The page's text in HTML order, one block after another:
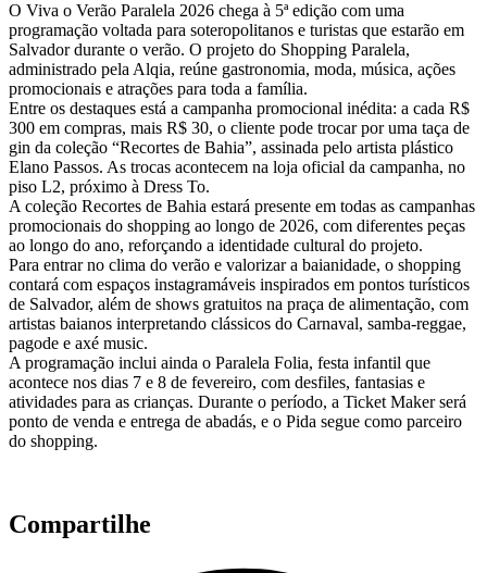
O Viva o Verão Paralela 2026 chega à 5ª edição com uma
programação voltada para soteropolitanos e turistas que estarão em
Salvador durante o verão. O projeto do Shopping Paralela,
administrado pela Alqia, reúne gastronomia, moda, música, ações
promocionais e atrações para toda a família.
Entre os destaques está a campanha promocional inédita: a cada R$
300 em compras, mais R$ 30, o cliente pode trocar por uma taça de
gin da coleção “Recortes de Bahia”, assinada pelo artista plástico
Elano Passos. As trocas acontecem na loja oficial da campanha, no
piso L2, próximo à Dress To.
A coleção Recortes de Bahia estará presente em todas as campanhas
promocionais do shopping ao longo de 2026, com diferentes peças
ao longo do ano, reforçando a identidade cultural do projeto.
Para entrar no clima do verão e valorizar a baianidade, o shopping
contará com espaços instagramáveis inspirados em pontos turísticos
de Salvador, além de shows gratuitos na praça de alimentação, com
artistas baianos interpretando clássicos do Carnaval, samba-reggae,
pagode e axé music.
A programação inclui ainda o Paralela Folia, festa infantil que
acontece nos dias 7 e 8 de fevereiro, com desfiles, fantasias e
atividades para as crianças. Durante o período, a Ticket Maker será
ponto de venda e entrega de abadás, e o Pida segue como parceiro
do shopping.
Compartilhe